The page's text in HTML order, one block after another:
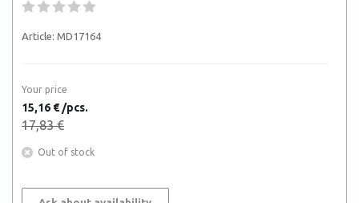
Article: MD17164
Your price
15,16 € /pcs.
17,83 €
Out of stock